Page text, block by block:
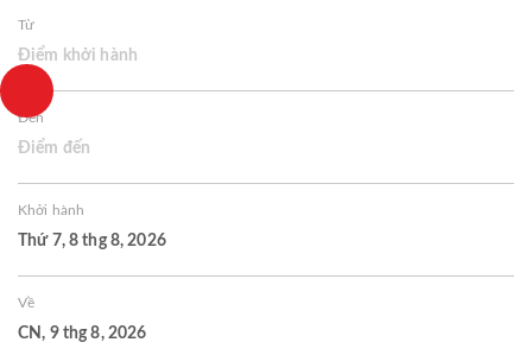
Từ
Điểm khởi hành
Đến
Điểm đến
Khởi hành
Thứ 7, 8 thg 8, 2026
Về
CN, 9 thg 8, 2026